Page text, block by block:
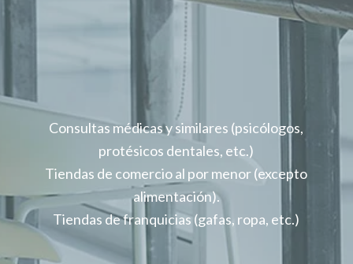
Consultas médicas y similares (psicólogos,
protésicos dentales, etc.)
Tiendas de comercio al por menor (excepto
alimentación).
Tiendas de franquicias (gafas, ropa, etc.)